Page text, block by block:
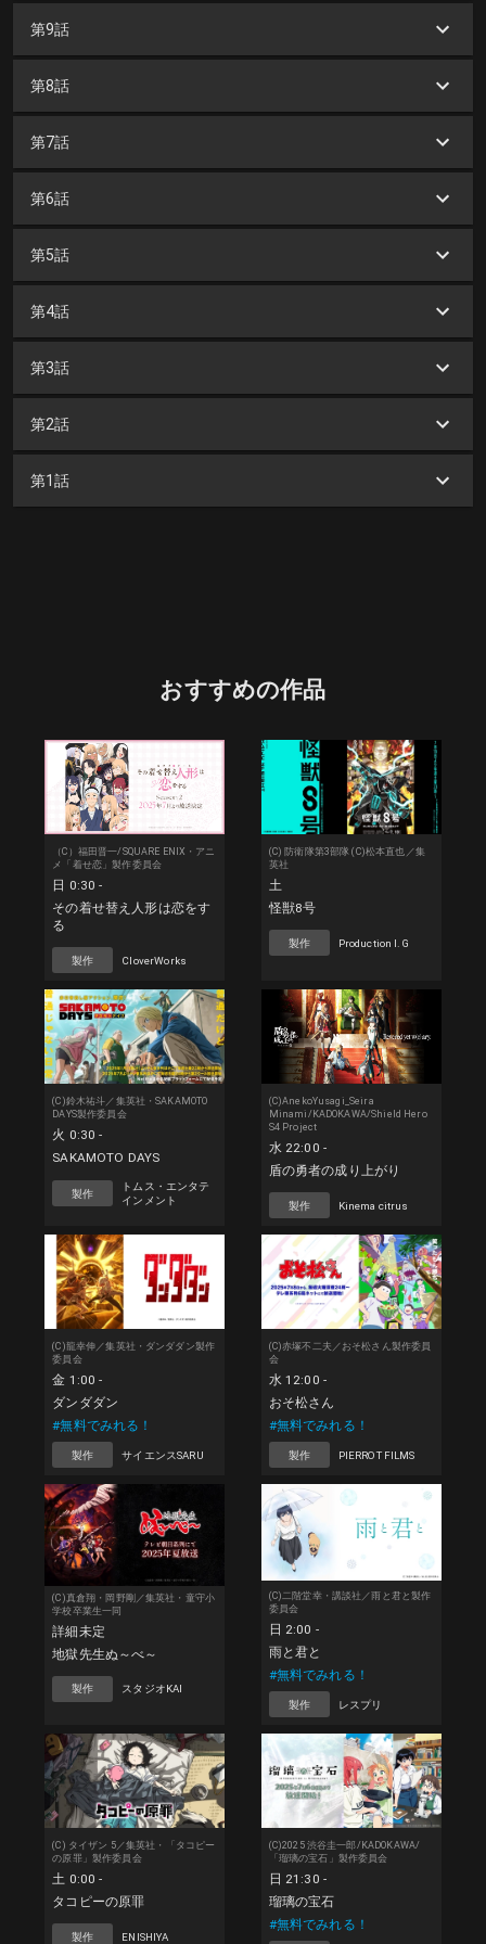
第9話
第8話
第7話
第6話
第5話
第4話
第3話
第2話
第1話
おすすめの作品
（C）福田晋一/SQUARE ENIX・アニ
メ「着せ恋」製作委員会
日 0:30 -
その着せ替え人形は恋をす
る
製作 CloverWorks
(C) 防衛隊第3部隊 (C)松本直也／集
英社
土
怪獣8号
製作 Production I.G
(C)鈴木祐斗／集英社・SAKAMOTO
DAYS製作委員会
火 0:30 -
SAKAMOTO DAYS
製作
トムス・エンタテ
インメント
(C)AnekoYusagi_Seira
Minami/KADOKAWA/Shield Hero
S4 Project
水 22:00 -
盾の勇者の成り上がり
製作 Kinema citrus
(C)龍幸伸／集英社・ダンダダン製作
委員会
金 1:00 -
ダンダダン
#無料でみれる！
製作 サイエンスSARU
(C)赤塚不二夫／おそ松さん製作委員
会
水 12:00 -
おそ松さん
#無料でみれる！
製作 PIERROT FILMS
(C)真倉翔・岡野剛／集英社・童守小
学校卒業生一同
詳細未定
地獄先生ぬ～べ～
製作 スタジオKAI
(C)二階堂幸・講談社／雨と君と製作
委員会
日 2:00 -
雨と君と
#無料でみれる！
製作 レスプリ
(C) タイザン 5／集英社・「タコピー
の原罪」製作委員会
土 0:00 -
タコピーの原罪
製作 ENISHIYA
(C)2025 渋谷圭一郎/KADOKAWA/
「瑠璃の宝石」製作委員会
日 21:30 -
瑠璃の宝石
#無料でみれる！